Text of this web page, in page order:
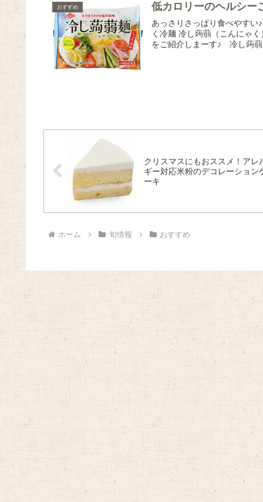
おすすめ 低カロリーのヘルシー
あっさりさっぱり食べやすい
く冷麺 冷し蒟蒻（こんにゃ
をご紹介しまーす♪ 冷し蒟
クリスマスにもおススメ！アレ
ギー対応米粉のデコレーション
ーキ
ホーム 旬情報 おすすめ